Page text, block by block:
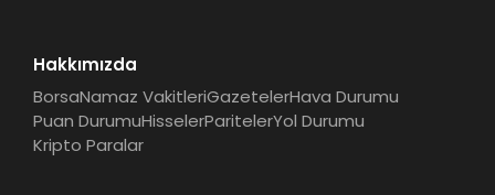
Hakkımızda
BorsaNamaz VakitleriGazetelerHava Durumu
Puan DurumuHisselerParitelerYol Durumu
Kripto Paralar